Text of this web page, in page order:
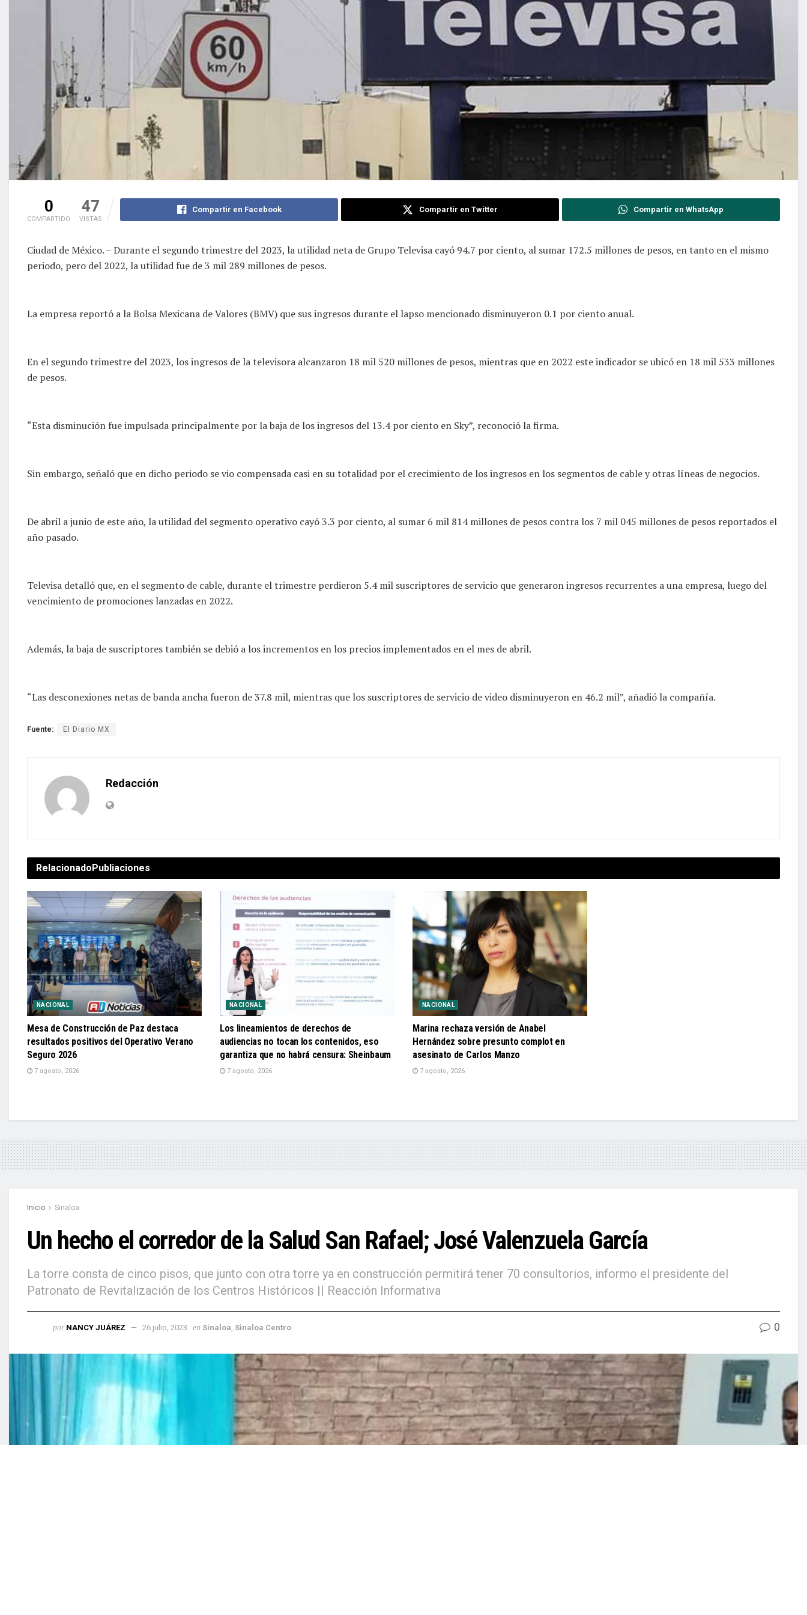
0
COMPARTIDO
47
VISTAS
Compartir en Facebook Compartir en Twitter Compartir en WhatsApp
Ciudad de México. – Durante el segundo trimestre del 2023, la utilidad neta de Grupo Televisa cayó 94.7 por ciento, al sumar 172.5 millones de pesos, en tanto en el mismo
periodo, pero del 2022, la utilidad fue de 3 mil 289 millones de pesos.
La empresa reportó a la Bolsa Mexicana de Valores (BMV) que sus ingresos durante el lapso mencionado disminuyeron 0.1 por ciento anual.
En el segundo trimestre del 2023, los ingresos de la televisora alcanzaron 18 mil 520 millones de pesos, mientras que en 2022 este indicador se ubicó en 18 mil 533 millones
de pesos.
“Esta disminución fue impulsada principalmente por la baja de los ingresos del 13.4 por ciento en Sky”, reconoció la firma.
Sin embargo, señaló que en dicho periodo se vio compensada casi en su totalidad por el crecimiento de los ingresos en los segmentos de cable y otras líneas de negocios.
De abril a junio de este año, la utilidad del segmento operativo cayó 3.3 por ciento, al sumar 6 mil 814 millones de pesos contra los 7 mil 045 millones de pesos reportados el
año pasado.
Televisa detalló que, en el segmento de cable, durante el trimestre perdieron 5.4 mil suscriptores de servicio que generaron ingresos recurrentes a una empresa, luego del
vencimiento de promociones lanzadas en 2022.
Además, la baja de suscriptores también se debió a los incrementos en los precios implementados en el mes de abril.
“Las desconexiones netas de banda ancha fueron de 37.8 mil, mientras que los suscriptores de servicio de video disminuyeron en 46.2 mil”, añadió la compañía.
Fuente: El Diario MX
Redacción
RelacionadoPubliaciones
NACIONAL
Mesa de Construcción de Paz destaca
resultados positivos del Operativo Verano
Seguro 2026
7 agosto, 2026
NACIONAL
Los lineamientos de derechos de
audiencias no tocan los contenidos, eso
garantiza que no habrá censura: Sheinbaum
7 agosto, 2026
NACIONAL
Marina rechaza versión de Anabel
Hernández sobre presunto complot en
asesinato de Carlos Manzo
7 agosto, 2026
Inicio Sinaloa
Un hecho el corredor de la Salud San Rafael; José Valenzuela García
La torre consta de cinco pisos, que junto con otra torre ya en construcción permitirá tener 70 consultorios, informo el presidente del
Patronato de Revitalización de los Centros Históricos || Reacción Informativa
por NANCY JUÁREZ 26 julio, 2023 en Sinaloa ,Sinaloa Centro 0